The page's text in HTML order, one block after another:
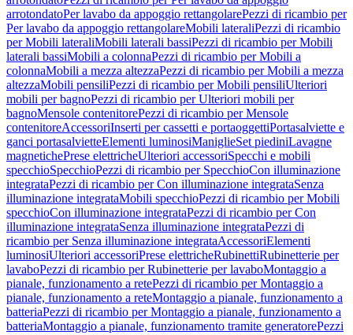
arrotondatoPer lavabo da appoggio rettangolarePezzi di ricambio per
Per lavabo da appoggio rettangolareMobili lateraliPezzi di ricambio
per Mobili lateraliMobili laterali bassiPezzi di ricambio per Mobili
laterali bassiMobili a colonnaPezzi di ricambio per Mobili a
colonnaMobili a mezza altezzaPezzi di ricambio per Mobili a mezza
altezzaMobili pensiliPezzi di ricambio per Mobili pensiliUlteriori
mobili per bagnoPezzi di ricambio per Ulteriori mobili per
bagnoMensole contenitorePezzi di ricambio per Mensole
contenitoreAccessoriInserti per cassetti e portaoggettiPortasalviette e
ganci portasalvietteElementi luminosiManiglieSet piediniLavagne
magnetichePrese elettricheUlteriori accessoriSpecchi e mobili
specchioSpecchioPezzi di ricambio per SpecchioCon illuminazione
integrataPezzi di ricambio per Con illuminazione integrataSenza
illuminazione integrataMobili specchioPezzi di ricambio per Mobili
specchioCon illuminazione integrataPezzi di ricambio per Con
illuminazione integrataSenza illuminazione integrataPezzi di
ricambio per Senza illuminazione integrataAccessoriElementi
luminosiUlteriori accessoriPrese elettricheRubinettiRubinetterie per
lavaboPezzi di ricambio per Rubinetterie per lavaboMontaggio a
pianale, funzionamento a retePezzi di ricambio per Montaggio a
pianale, funzionamento a reteMontaggio a pianale, funzionamento a
batteriaPezzi di ricambio per Montaggio a pianale, funzionamento a
batteriaMontaggio a pianale, funzionamento tramite generatorePezzi